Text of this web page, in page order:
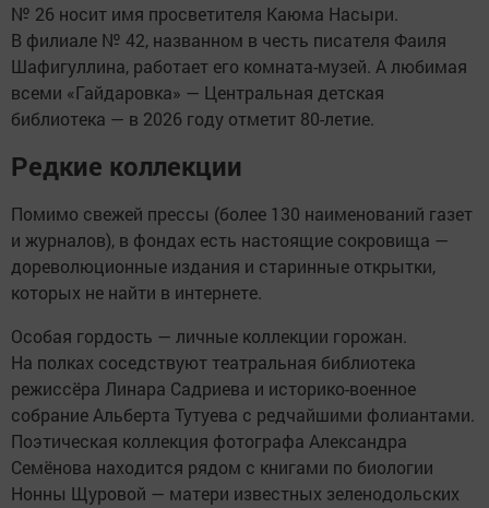
№ 26 носит имя просветителя Каюма Насыри.
В филиале № 42, названном в честь писателя Фаиля
Шафигуллина, работает его комната-музей. А любимая
всеми «Гайдаровка» — Центральная детская
библиотека — в 2026 году отметит 80-летие.
Редкие коллекции
Помимо свежей прессы (более 130 наименований газет
и журналов), в фондах есть настоящие сокровища —
дореволюционные издания и старинные открытки,
которых не найти в интернете.
Особая гордость — личные коллекции горожан.
На полках соседствуют театральная библиотека
режиссёра Линара Садриева и историко-военное
собрание Альберта Тутуева с редчайшими фолиантами.
Поэтическая коллекция фотографа Александра
Семёнова находится рядом с книгами по биологии
Нонны Щуровой — матери известных зеленодольских